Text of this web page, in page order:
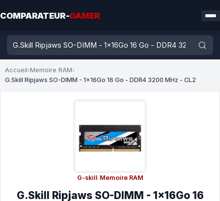
COMPARATEUR-GAMER
Accueil›Memoire RAM›
G.Skill Ripjaws SO-DIMM - 1x16Go 16 Go - DDR4 3200 MHz - CL2
G-skill·Memoire RAM
G.Skill Ripjaws SO-DIMM - 1x16Go 16